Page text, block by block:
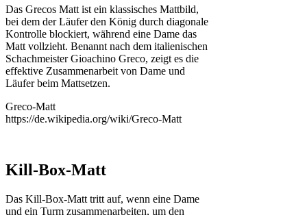
Das Grecos Matt ist ein klassisches Mattbild,
bei dem der Läufer den König durch diagonale
Kontrolle blockiert, während eine Dame das
Matt vollzieht. Benannt nach dem italienischen
Schachmeister Gioachino Greco, zeigt es die
effektive Zusammenarbeit von Dame und
Läufer beim Mattsetzen.
Greco-Matt
https://de.wikipedia.org/wiki/Greco-Matt
Kill-Box-Matt
Das Kill-Box-Matt tritt auf, wenn eine Dame
und ein Turm zusammenarbeiten, um den